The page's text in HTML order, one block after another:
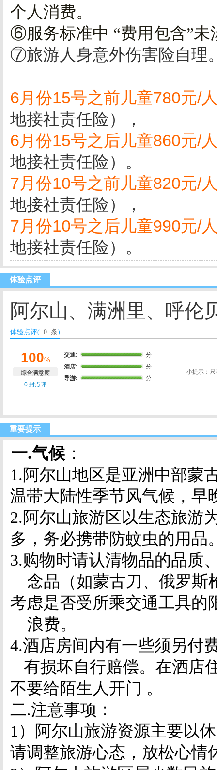
个人消费。
⑥服务标准中 “费用包含”未
⑦旅游人身意外伤害险自理
6月份15号之前儿童780元/
地接社责任险），
6月份15号之后儿童860元/
地接社责任险）。
7月份10号之前儿童820元/
地接社责任险），
7月份10号之后儿童990元/
地接社责任险）。
体验点评
阿尔山、满洲里、呼伦
体验点评( 0 条)
100%
综合满意度
0 封点评
交通:
分
酒店:
分
导游:
分
小提示：
重要提示
一.气候 ：
1.阿尔山地区是亚洲中部蒙
温带大陆性季节风气候，早
2.阿尔山旅游区以生态旅游
多，务必携带防蚊虫的用品
3.购物时请认清物品的品质
念品（如蒙古刀、俄罗斯
考虑是否受所乘交通工具的
浪费。
4.酒店房间内有一些须另付
有损坏自行赔偿。在酒店
不要给陌生人开门 。
二.注意事项：
1 ）阿尔山旅游资源主要以
请调整旅游心态，放松心情